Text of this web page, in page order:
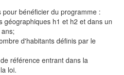
bénéficier du programme :
géographiques h1 et h2 et dans un
d'habitants définis par le
référence entrant dans la
loi.